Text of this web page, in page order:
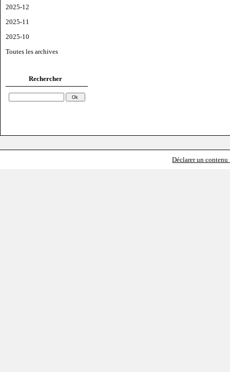
2025-12
2025-11
2025-10
Toutes les archives
Rechercher
Déclarer un